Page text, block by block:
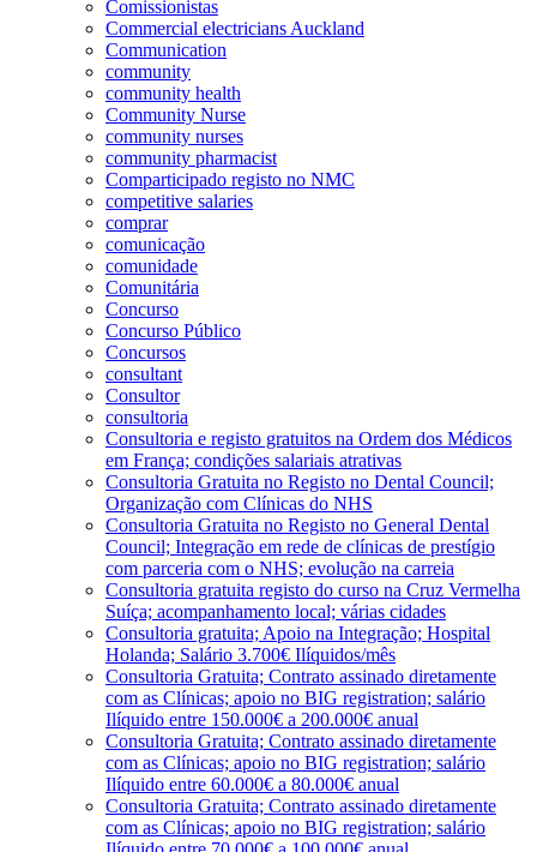
Comissionistas
Commercial electricians Auckland
Communication
community
community health
Community Nurse
community nurses
community pharmacist
Comparticipado registo no NMC
competitive salaries
comprar
comunicação
comunidade
Comunitária
Concurso
Concurso Público
Concursos
consultant
Consultor
consultoria
Consultoria e registo gratuitos na Ordem dos Médicos
em França; condições salariais atrativas
Consultoria Gratuita no Registo no Dental Council;
Organização com Clínicas do NHS
Consultoria Gratuita no Registo no General Dental
Council; Integração em rede de clínicas de prestígio
com parceria com o NHS; evolução na carreia
Consultoria gratuita registo do curso na Cruz Vermelha
Suíça; acompanhamento local; várias cidades
Consultoria gratuita; Apoio na Integração; Hospital
Holanda; Salário 3.700€ Ilíquidos/mês
Consultoria Gratuita; Contrato assinado diretamente
com as Clínicas; apoio no BIG registration; salário
Ilíquido entre 150.000€ a 200.000€ anual
Consultoria Gratuita; Contrato assinado diretamente
com as Clínicas; apoio no BIG registration; salário
Ilíquido entre 60.000€ a 80.000€ anual
Consultoria Gratuita; Contrato assinado diretamente
com as Clínicas; apoio no BIG registration; salário